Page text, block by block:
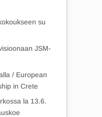
su
JSM-
/ European
in Crete
la 13.6.